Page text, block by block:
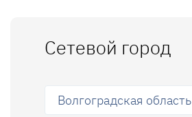
Сетевой город
Волгоградская область